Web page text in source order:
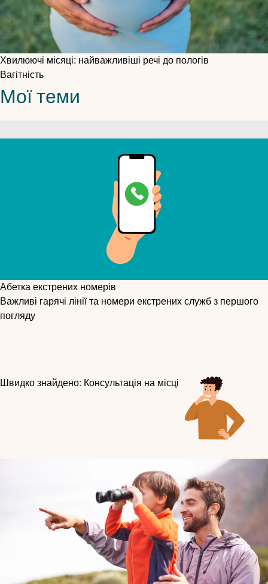
Хвилюючі місяці: найважливіші речі до пологів
Вагітність
Мої теми
Абетка екстрених номерів
Важливі гарячі лінії та номери екстрених служб з першого
погляду
Швидко знайдено: Консультація на місці